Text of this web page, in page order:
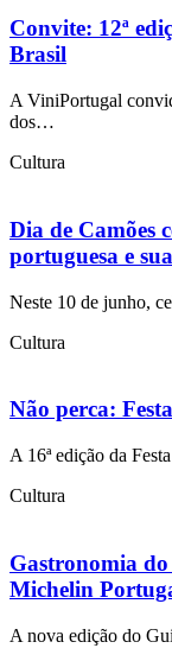
Convite: 12ª
Brasil
A ViniPortugal
dos…
Cultura
Dia de Camões
portuguesa e
Neste 10 de junho,
Cultura
Não perca:
A 16ª edição da
Cultura
Gastronomia
Michelin
A nova edição do